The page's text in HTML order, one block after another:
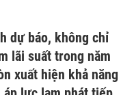
dự báo, không chỉ
lãi suất trong năm
xuất hiện khả năng